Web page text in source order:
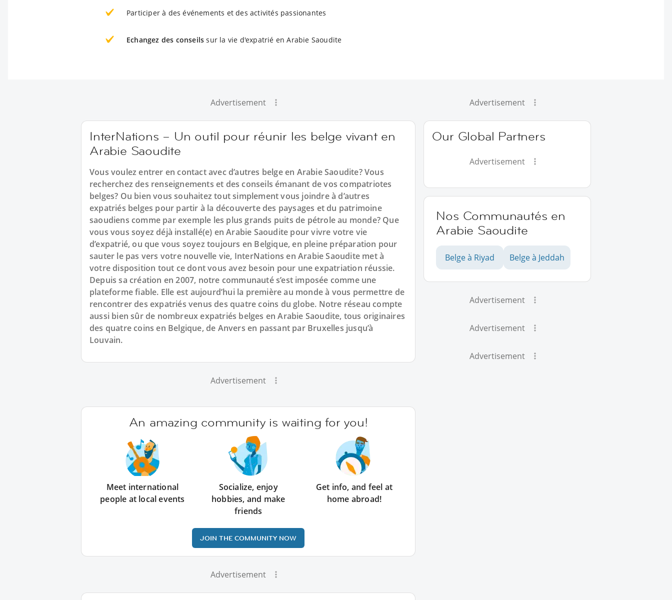
Participer à des événements et des activités passionantes
Echangez des conseils sur la vie d'expatrié en Arabie Saoudite
Advertisement
InterNations – Un outil pour réunir les belge vivant en
Arabie Saoudite
Vous voulez entrer en contact avec d’autres belge en Arabie Saoudite? Vous
recherchez des renseignements et des conseils émanant de vos compatriotes
belges? Ou bien vous souhaitez tout simplement vous joindre à d’autres
expatriés belges pour partir à la découverte des paysages et du patrimoine
saoudiens comme par exemple les plus grands puits de pétrole au monde? Que
vous vous soyez déjà installé(e) en Arabie Saoudite pour vivre votre vie
d’expatrié, ou que vous soyez toujours en Belgique, en pleine préparation pour
sauter le pas vers votre nouvelle vie, InterNations en Arabie Saoudite met à
votre disposition tout ce dont vous avez besoin pour une expatriation réussie.
Depuis sa création en 2007, notre communauté s’est imposée comme une
plateforme fiable. Elle est aujourd’hui la première au monde à vous permettre de
rencontrer des expatriés venus des quatre coins du globe. Notre réseau compte
aussi bien sûr de nombreux expatriés belges en Arabie Saoudite, tous originaires
des quatre coins en Belgique, de Anvers en passant par Bruxelles jusqu’à
Louvain.
Advertisement
An amazing community is waiting for you!
Meet international
people at local events
Socialize, enjoy
hobbies, and make
friends
Get info, and feel at
home abroad!
JOIN THE COMMUNITY NOW
Advertisement
Advertisement
Our Global Partners
Advertisement
Nos Communautés en
Arabie Saoudite
Belge à Riyad Belge à Jeddah
Advertisement
Advertisement
Advertisement